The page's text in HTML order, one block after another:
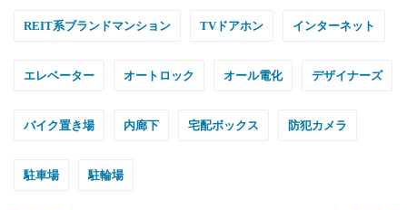
REIT系ブランドマンション TVドアホン インターネット
エレベーター オートロック オール電化 デザイナーズ
バイク置き場 内廊下 宅配ボックス 防犯カメラ
駐車場 駐輪場